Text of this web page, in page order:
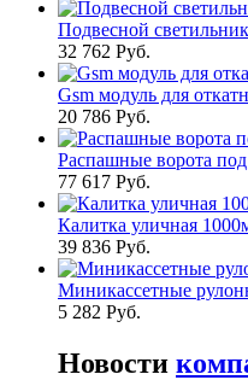
Подвесной
32 762 Руб.
Gsm модуль для
20 786 Руб.
Распашные ворота
77 617 Руб.
Калитка уличная
39 836 Руб.
Миникассетные
5 282 Руб.
Новости